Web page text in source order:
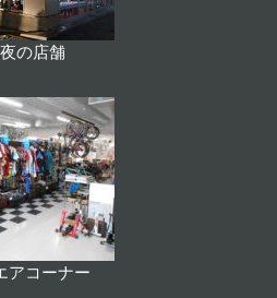
夜の店舗
アコーナー